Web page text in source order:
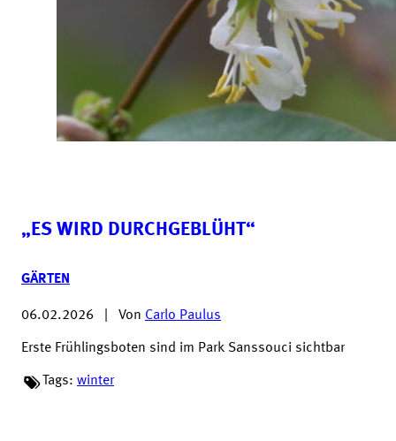
„ES WIRD DURCHGEBLÜHT“
GÄRTEN
06.02.2026 Von Carlo Paulus
Erste Frühlingsboten sind im Park Sanssouci sichtbar
Tags: winter